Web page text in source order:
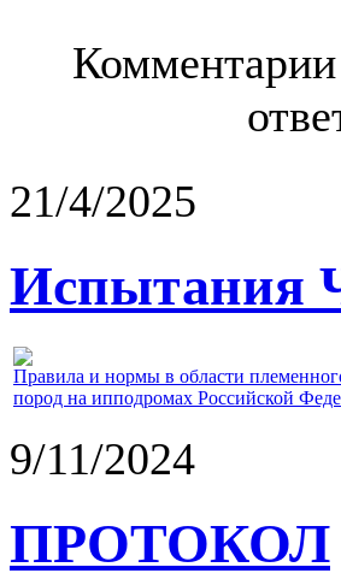
21/4/2025
Испытания
Правила и нормы в области
пород на ипподромах Российской
9/11/2024
ПРОТОКОЛ